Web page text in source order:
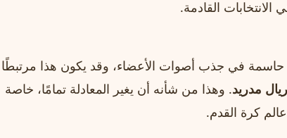
الانتخابات القادمة.
حاسمة في جذب أصوات الأعضاء، وقد يكون هذا مرتبطًا
ريال مدريد. وهذا من شأنه أن يغير المعادلة تمامًا، خاصة
كرة القدم.